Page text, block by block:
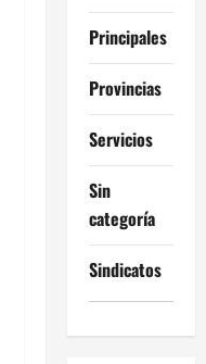
Principales
Provincias
Servicios
Sin
categoría
Sindicatos